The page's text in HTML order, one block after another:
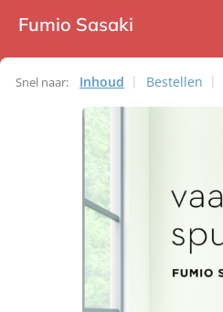
Gratis
Fumio Sasaki
Snel naar: Inhoud Bestellen